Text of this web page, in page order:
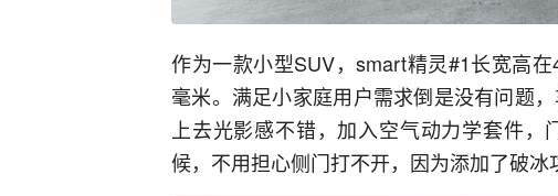
作为一款小型SUV，smart精灵#1长宽高
毫米。满足小家庭用户需求倒是没有问题
上去光影感不错，加入空气动力学套件
候，不用担心侧门打不开，因为添加了破冰